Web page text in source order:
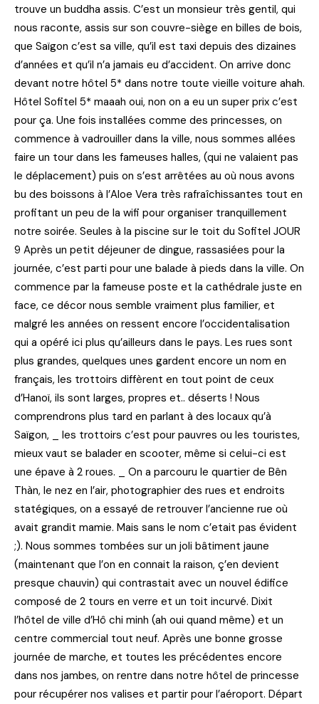
trouve un buddha assis. C’est un monsieur très gentil, qui
nous raconte, assis sur son couvre-siège en billes de bois,
que Saïgon c’est sa ville, qu’il est taxi depuis des dizaines
d’années et qu’il n’a jamais eu d’accident. On arrive donc
devant notre hôtel 5* dans notre toute vieille voiture ahah.
Hôtel Sofitel 5* maaah oui, non on a eu un super prix c’est
pour ça. Une fois installées comme des princesses, on
commence à vadrouiller dans la ville, nous sommes allées
faire un tour dans les fameuses halles, (qui ne valaient pas
le déplacement) puis on s’est arrêtées au où nous avons
bu des boissons à l’Aloe Vera très rafraîchissantes tout en
profitant un peu de la wifi pour organiser tranquillement
notre soirée. Seules à la piscine sur le toit du Sofitel JOUR
9 Après un petit déjeuner de dingue, rassasiées pour la
journée, c’est parti pour une balade à pieds dans la ville. On
commence par la fameuse poste et la cathédrale juste en
face, ce décor nous semble vraiment plus familier, et
malgré les années on ressent encore l’occidentalisation
qui a opéré ici plus qu’ailleurs dans le pays. Les rues sont
plus grandes, quelques unes gardent encore un nom en
français, les trottoirs diffèrent en tout point de ceux
d’Hanoï, ils sont larges, propres et.. déserts ! Nous
comprendrons plus tard en parlant à des locaux qu’à
Saïgon, _ les trottoirs c’est pour pauvres ou les touristes,
mieux vaut se balader en scooter, même si celui-ci est
une épave à 2 roues. _ On a parcouru le quartier de Bên
Thàn, le nez en l’air, photographier des rues et endroits
statégiques, on a essayé de retrouver l’ancienne rue où
avait grandit mamie. Mais sans le nom c’etait pas évident
;). Nous sommes tombées sur un joli bâtiment jaune
(maintenant que l’on en connait la raison, ç’en devient
presque chauvin) qui contrastait avec un nouvel édifice
composé de 2 tours en verre et un toit incurvé. Dixit
l’hôtel de ville d’Hô chi minh (ah oui quand même) et un
centre commercial tout neuf. Après une bonne grosse
journée de marche, et toutes les précédentes encore
dans nos jambes, on rentre dans notre hôtel de princesse
pour récupérer nos valises et partir pour l’aéroport. Départ